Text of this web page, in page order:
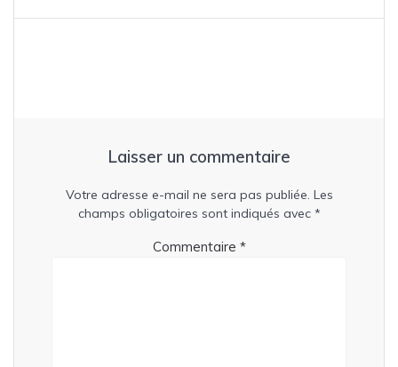
l’article
Laisser un commentaire
Votre adresse e-mail ne sera pas publiée. Les
champs obligatoires sont indiqués avec *
Commentaire *